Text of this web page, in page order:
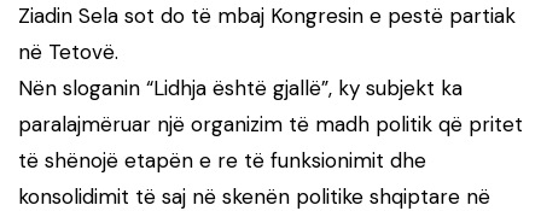
Ziadin Sela sot do të mbaj Kongresin e pestë partiak
në Tetovë.
Nën sloganin “Lidhja është gjallë”, ky subjekt ka
paralajmëruar një organizim të madh politik që pritet
të shënojë etapën e re të funksionimit dhe
konsolidimit të saj në skenën politike shqiptare në